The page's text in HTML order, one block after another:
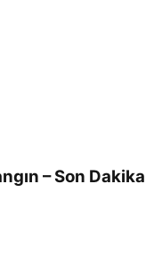
– Son Dakika